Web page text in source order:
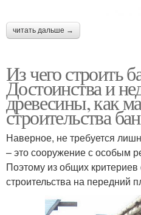
читать дальше →
Из чего строить
Достоинства и
древесины, как
строительства
Наверное, не требуется
– это сооружение с особым
Поэтому из общих
строительства на передний